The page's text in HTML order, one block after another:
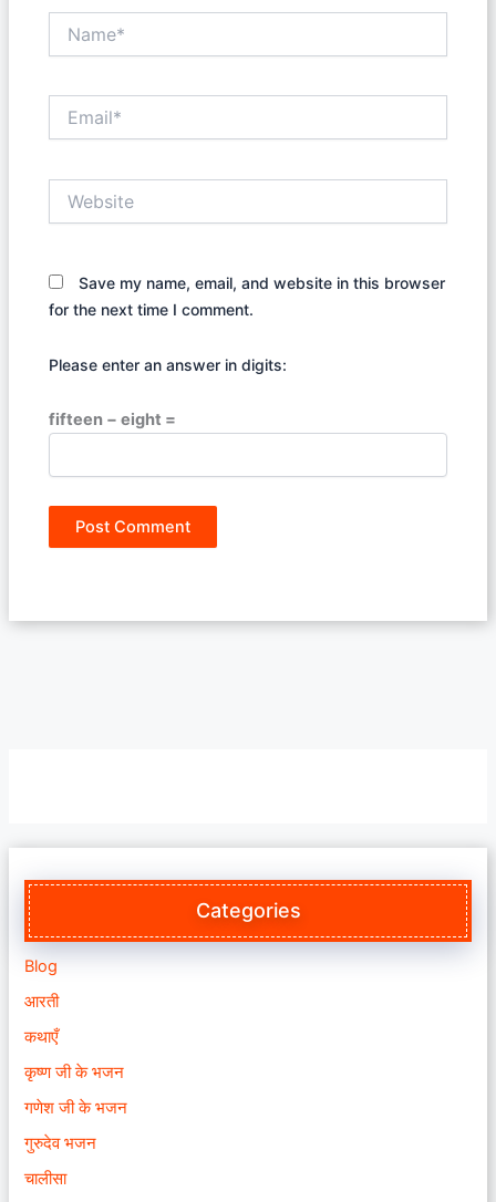
Save my name, email, and website in this browser
for the next time I comment.
Please enter an answer in digits:
fifteen − eight =
Categories
Blog
आरती
कथाएँ
कृष्ण जी के भजन
गणेश जी के भजन
गुरुदेव भजन
चालीसा